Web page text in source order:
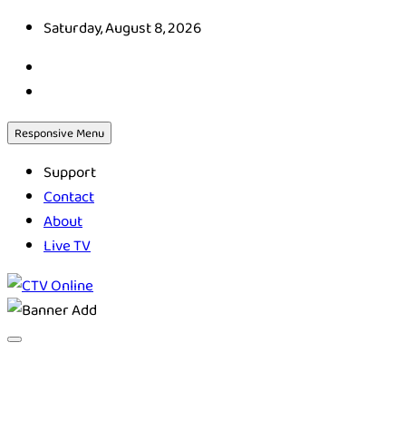
Skip
content
Saturday, August 8, 2026
Responsive Menu
Support
Contact
About
Live TV
CTV Online